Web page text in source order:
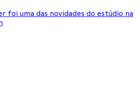
foi uma das novidades do estúdio na